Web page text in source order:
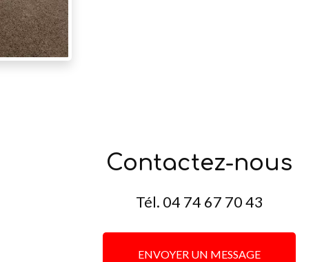
Contactez-nous
Tél. 04 74 67 70 43
ENVOYER UN MESSAGE